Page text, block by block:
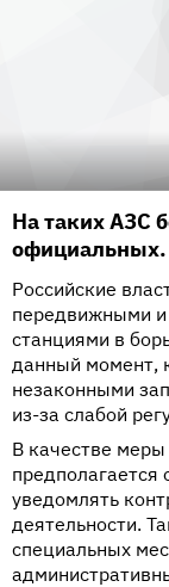
На таких АЗС
официальных.
Российские
передвижными
станциями в
данный момент,
незаконными
из-за слабой
В качестве
предполагается
уведомлять
деятельности.
специальных